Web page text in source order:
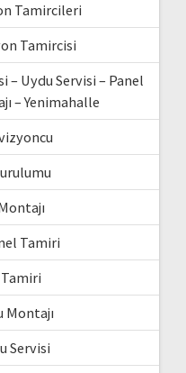
Tamircileri
Tamircisi
– Uydu Servisi – Panel
– Yenimahalle
Tamiri
Montajı
Servisi